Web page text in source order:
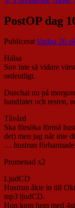
PostOP dag
Publiceratlördag 26
Hälsa
Sov inte så vidare
ordentligt.
Duschat nu på
handfatet och resten,
Tåvård
Ska försöka förmå
det) men jag når inte
… hustrun
Promenad x2
LjudCD
Hustrun åkte in till
mp3 ljudCD.
Hon kom hem med